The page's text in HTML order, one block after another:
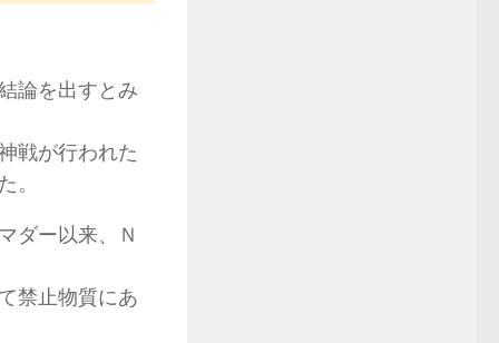
論を出すとみ
戦が行われた
。
ダー以来、Ｎ
禁止物質にあ